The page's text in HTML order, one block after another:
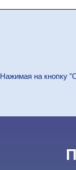
Нажимая на кнопку